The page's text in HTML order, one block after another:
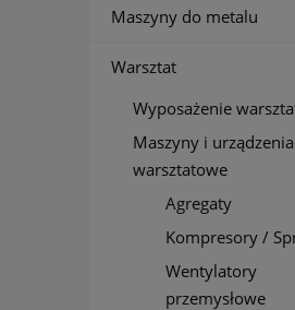
Maszyny do metalu
Warsztat
Wyposażenie
Maszyny i urządzenia
warsztatowe
Agregaty
Kompresory /
Wentylatory
przemysłowe